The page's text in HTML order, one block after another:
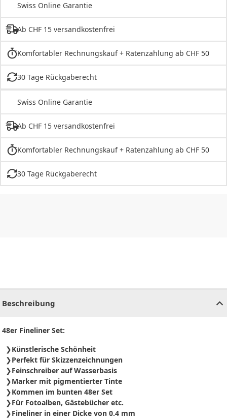
Swiss Online Garantie
Ab CHF 15 versandkostenfrei
Komfortabler Rechnungskauf + Ratenzahlung ab CHF 50
30 Tage Rückgaberecht
Swiss Online Garantie
Ab CHF 15 versandkostenfrei
Komfortabler Rechnungskauf + Ratenzahlung ab CHF 50
30 Tage Rückgaberecht
Beschreibung
48er Fineliner Set:
Künstlerische Schönheit
Perfekt für Skizzenzeichnungen
Feinschreiber auf Wasserbasis
Marker mit pigmentierter Tinte
Kommen im bunten 48er Set
Für Fotoalben, Gästebücher etc.
Fineliner in einer Dicke von 0.4 mm